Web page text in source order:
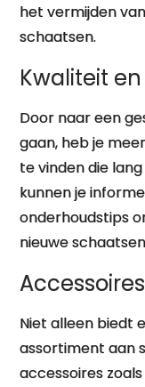
het vermijden
schaatsen.
Kwaliteit
Door naar een
gaan, heb je
te vinden die
kunnen je
onderhoudstips
nieuwe
Niet alleen biedt
assortiment aan
accessoires